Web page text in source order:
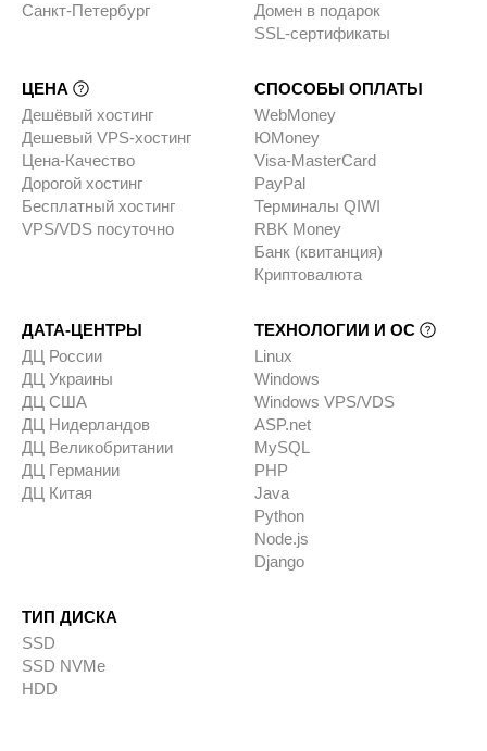
Санкт-Петербург
Домен в подарок
SSL-сертификаты
ЦЕНА
Дешёвый хостинг
Дешевый VPS-хостинг
Цена-Качество
Дорогой хостинг
Бесплатный хостинг
VPS/VDS посуточно
СПОСОБЫ ОПЛАТЫ
WebMoney
ЮMoney
Visa-MasterCard
PayPal
Терминалы QIWI
RBK Money
Банк (квитанция)
Криптовалюта
ДАТА-ЦЕНТРЫ
ДЦ России
ДЦ Украины
ДЦ США
ДЦ Нидерландов
ДЦ Великобритании
ДЦ Германии
ДЦ Китая
ТЕХНОЛОГИИ И ОС
Linux
Windows
Windows VPS/VDS
ASP.net
MySQL
PHP
Java
Python
Node.js
Django
ТИП ДИСКА
SSD
SSD NVMe
HDD